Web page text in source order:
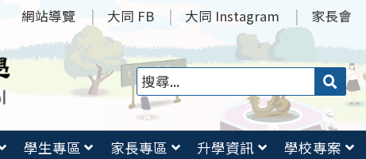
網站導覽 大同 FB 大同 Instagram 家長會
搜
送出
學生專區 家長專區 升學資訊
學校專案